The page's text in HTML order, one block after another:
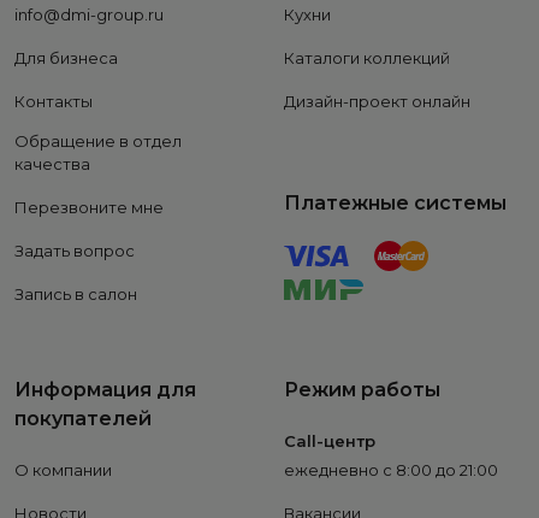
info@dmi-group.ru
Для бизнеса
Контакты
Обращение в отдел
качества
Перезвоните мне
Задать вопрос
Запись в салон
Кухни
Каталоги коллекций
Дизайн-проект онлайн
Платежные системы
Информация для
покупателей
О компании
Новости
Режим работы
Call-центр
ежедневно с 8:00 до 21:00
Вакансии